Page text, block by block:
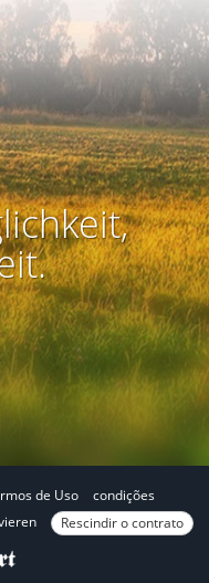
de Uso
condições
Rescindir o contrato